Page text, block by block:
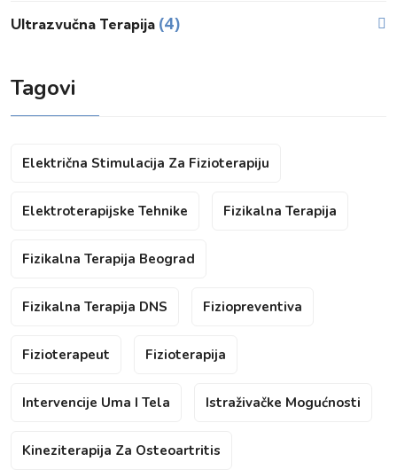
Ultrazvučna Terapija (4)
Tagovi
Električna Stimulacija Za Fizioterapiju
Elektroterapijske Tehnike Fizikalna Terapija
Fizikalna Terapija Beograd
Fizikalna Terapija DNS Fiziopreventiva
Fizioterapeut Fizioterapija
Intervencije Uma I Tela Istraživačke Mogućnosti
Kineziterapija Za Osteoartritis